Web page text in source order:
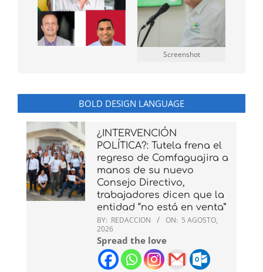
Screenshot
BOLD DESIGN LANGUAGE
¿INTERVENCIÓN
POLÍTICA?: Tutela frena el
regreso de Comfaguajira a
manos de su nuevo
Consejo Directivo,
trabajadores dicen que la
entidad “no está en venta”
BY: REDACCION ON: 5 AGOSTO,
2026
Spread the love